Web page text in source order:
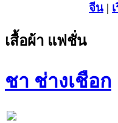
จีน |
เสื้อผ้า แฟชั่น
ชา ช่างเชือก